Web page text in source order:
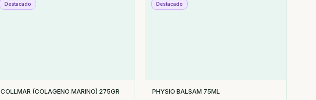
Destacado
COLLMAR (COLAGENO MARINO) 275GR
Destacado
PHYSIO BALSAM 75ML